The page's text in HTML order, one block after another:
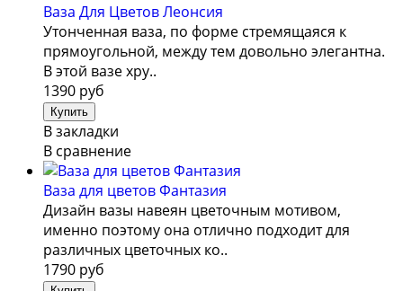
Ваза Для Цветов Леонсия
Утонченная ваза, по форме стремящаяся к
прямоугольной, между тем довольно элегантна.
В этой вазе хру..
1390 руб
В закладки
В сравнение
Ваза для цветов Фантазия
Дизайн вазы навеян цветочным мотивом,
именно поэтому она отлично подходит для
различных цветочных ко..
1790 руб